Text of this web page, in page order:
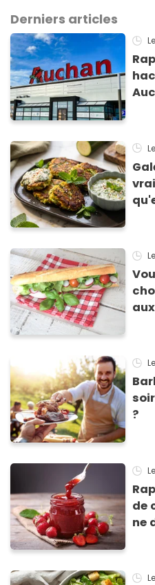
Derniers articles
?
de
ne